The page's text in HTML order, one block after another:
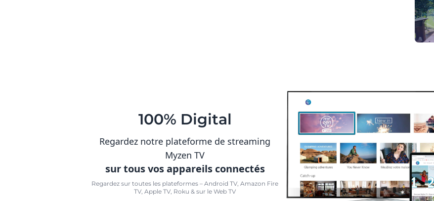
100% Digital
Regardez notre plateforme de streaming
Myzen TV
sur tous vos appareils connectés
Regardez sur toutes les plateformes – Android TV, Amazon Fire
TV, Apple TV, Roku & sur le Web TV